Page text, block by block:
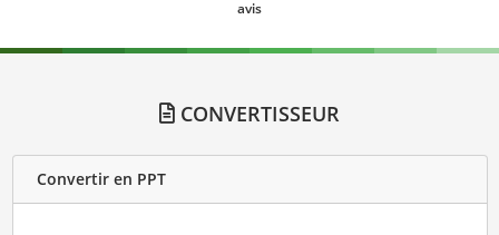
avis
CONVERTISSEUR
Convertir en PPT